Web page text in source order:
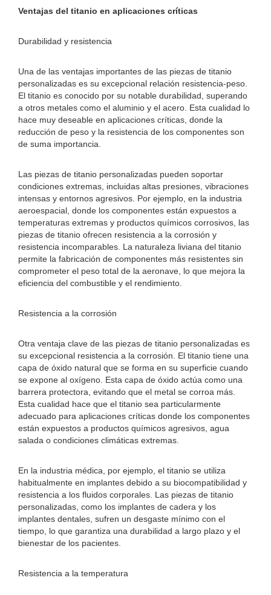
Ventajas del titanio en aplicaciones críticas
Durabilidad y resistencia
Una de las ventajas importantes de las piezas de titanio
personalizadas es su excepcional relación resistencia-peso.
El titanio es conocido por su notable durabilidad, superando
a otros metales como el aluminio y el acero. Esta cualidad lo
hace muy deseable en aplicaciones críticas, donde la
reducción de peso y la resistencia de los componentes son
de suma importancia.
Las piezas de titanio personalizadas pueden soportar
condiciones extremas, incluidas altas presiones, vibraciones
intensas y entornos agresivos. Por ejemplo, en la industria
aeroespacial, donde los componentes están expuestos a
temperaturas extremas y productos químicos corrosivos, las
piezas de titanio ofrecen resistencia a la corrosión y
resistencia incomparables. La naturaleza liviana del titanio
permite la fabricación de componentes más resistentes sin
comprometer el peso total de la aeronave, lo que mejora la
eficiencia del combustible y el rendimiento.
Resistencia a la corrosión
Otra ventaja clave de las piezas de titanio personalizadas es
su excepcional resistencia a la corrosión. El titanio tiene una
capa de óxido natural que se forma en su superficie cuando
se expone al oxígeno. Esta capa de óxido actúa como una
barrera protectora, evitando que el metal se corroa más.
Esta cualidad hace que el titanio sea particularmente
adecuado para aplicaciones críticas donde los componentes
están expuestos a productos químicos agresivos, agua
salada o condiciones climáticas extremas.
En la industria médica, por ejemplo, el titanio se utiliza
habitualmente en implantes debido a su biocompatibilidad y
resistencia a los fluidos corporales. Las piezas de titanio
personalizadas, como los implantes de cadera y los
implantes dentales, sufren un desgaste mínimo con el
tiempo, lo que garantiza una durabilidad a largo plazo y el
bienestar de los pacientes.
Resistencia a la temperatura